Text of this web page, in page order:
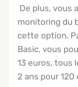
De plus, vous
monitoring du
cette option.
Basic, vous
13 euros, tous
2 ans pour 120